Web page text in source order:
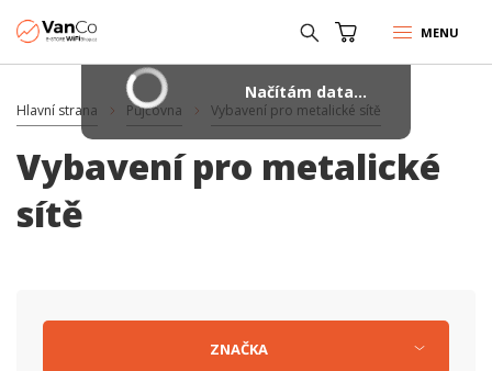
MENU
Hlavní strana Půjčovna Vybavení pro metalické sítě
Vybavení pro metalické
sítě
ZNAČKA
Načítám data...